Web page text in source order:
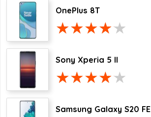
OnePlus 8T
Sony Xperia 5 II
Samsung Galaxy S20 FE